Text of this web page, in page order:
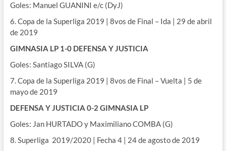
Goles: Manuel GUANINI e/c (DyJ)
6. Copa de la Superliga 2019 | 8vos de Final – Ida | 29 de abril
de 2019
GIMNASIA LP 1-0 DEFENSA Y JUSTICIA
Goles: Santiago SILVA (G)
7. Copa de la Superliga 2019 | 8vos de Final – Vuelta | 5 de
mayo de 2019
DEFENSA Y JUSTICIA 0-2 GIMNASIA LP
Goles: Jan HURTADO y Maximiliano COMBA (G)
8. Superliga 2019/2020 | Fecha 4 | 24 de agosto de 2019